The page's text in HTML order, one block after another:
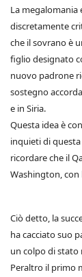
La megalomania
discretamente
che il sovrano è
figlio designato
nuovo padrone
sostegno
e in Siria.
Questa idea è
inquieti di
ricordare che il
Washington, con
Ciò detto, la
ha cacciato suo
un colpo di stato
Peraltro il primo